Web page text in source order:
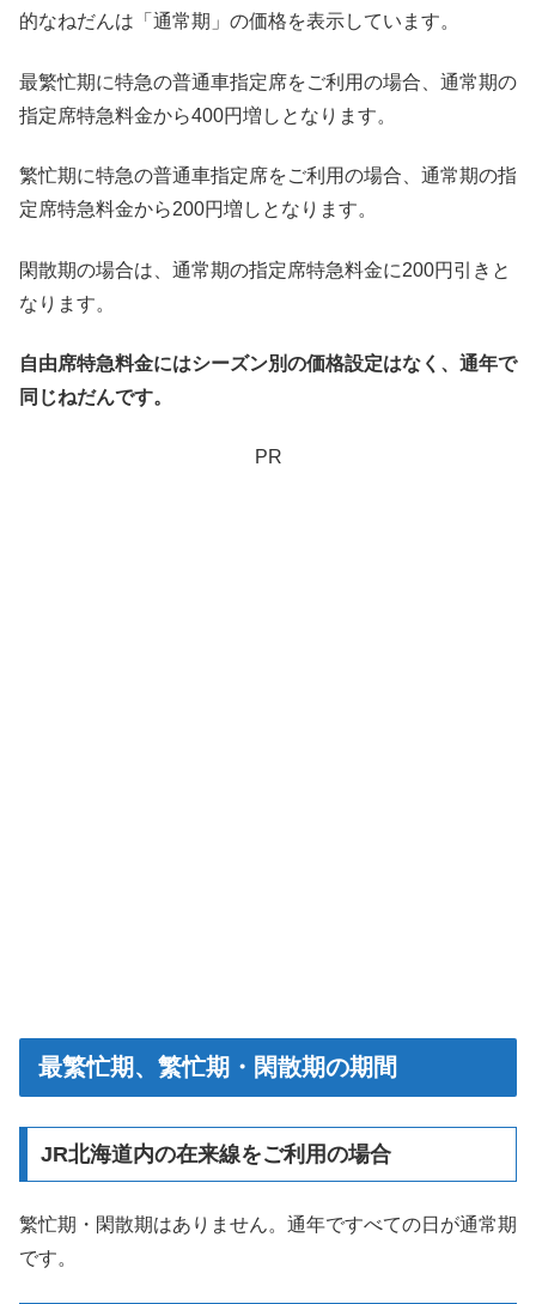
的なねだんは「通常期」の価格を表示しています。
最繁忙期に特急の普通車指定席をご利用の場合、通常期の
指定席特急料金から400円増しとなります。
繁忙期に特急の普通車指定席をご利用の場合、通常期の指
定席特急料金から200円増しとなります。
閑散期の場合は、通常期の指定席特急料金に200円引きと
なります。
自由席特急料金にはシーズン別の価格設定はなく、通年で
同じねだんです。
PR
最繁忙期、繁忙期・閑散期の期間
JR北海道内の在来線をご利用の場合
繁忙期・閑散期はありません。通年ですべての日が通常期
です。